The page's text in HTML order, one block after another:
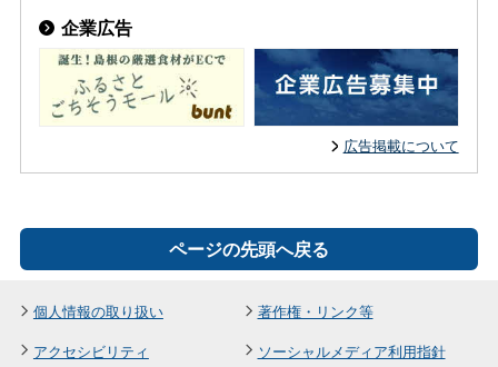
企業広告
広告掲載について
ページの先頭へ戻る
個人情報の取り扱い
著作権・リンク等
アクセシビリティ
ソーシャルメディア利用指針